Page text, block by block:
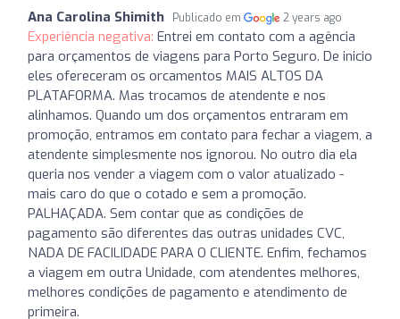
Ana Carolina Shimith Publicado em 2 years ago
Experiência negativa: Entrei em contato com a agência
para orçamentos de viagens para Porto Seguro. De inicio
eles ofereceram os orcamentos MAIS ALTOS DA
PLATAFORMA. Mas trocamos de atendente e nos
alinhamos. Quando um dos orçamentos entraram em
promoção, entramos em contato para fechar a viagem, a
atendente simplesmente nos ignorou. No outro dia ela
queria nos vender a viagem com o valor atualizado -
mais caro do que o cotado e sem a promoção.
PALHAÇADA. Sem contar que as condições de
pagamento são diferentes das outras unidades CVC,
NADA DE FACILIDADE PARA O CLIENTE. Enfim, fechamos
a viagem em outra Unidade, com atendentes melhores,
melhores condições de pagamento e atendimento de
primeira.